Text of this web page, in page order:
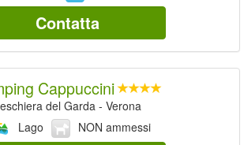
Contatta
Cappuccini
del Garda - Verona
Lago
NON ammessi